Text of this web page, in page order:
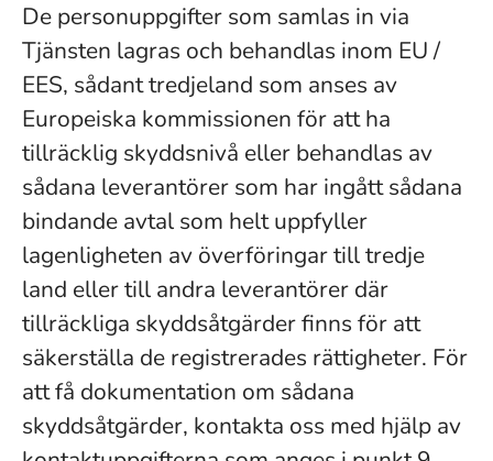
De personuppgifter som samlas in via
Tjänsten lagras och behandlas inom EU /
EES, sådant tredjeland som anses av
Europeiska kommissionen för att ha
tillräcklig skyddsnivå eller behandlas av
sådana leverantörer som har ingått sådana
bindande avtal som helt uppfyller
lagenligheten av överföringar till tredje
land eller till andra leverantörer där
tillräckliga skyddsåtgärder finns för att
säkerställa de registrerades rättigheter. För
att få dokumentation om sådana
skyddsåtgärder, kontakta oss med hjälp av